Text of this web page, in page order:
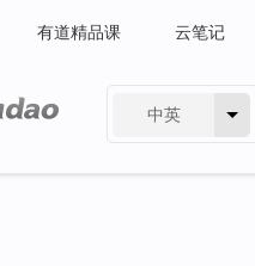
有道精品课 云笔记
中英